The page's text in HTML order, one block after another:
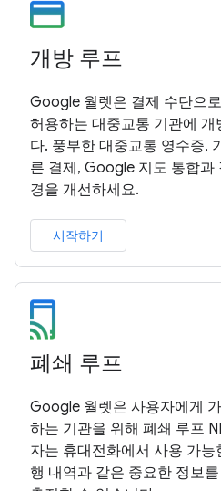
개방 루프
Google 월렛은 결제 수단으
허용하는 대중교통 기관에 개
다. 풍부한 대중교통 영수증,
른 결제, Google 지도 통합과
경을 개선하세요.
시작하기
폐쇄 루프
Google 월렛은 사용자에게
하는 기관을 위해 폐쇄 루프
자는 휴대전화에서 사용 가능
행 내역과 같은 중요한 정보